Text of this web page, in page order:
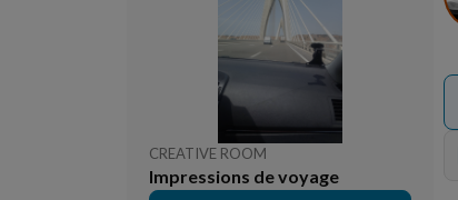
CREATIVE ROOM
Impressions de voyage